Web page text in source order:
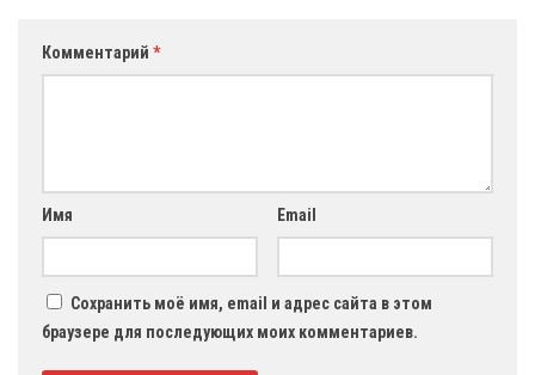
Комментарий *
Имя Email
Сохранить моё имя, email и адрес сайта в этом
браузере для последующих моих комментариев.